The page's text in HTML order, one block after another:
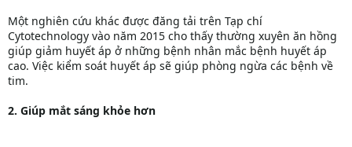
Một nghiên cứu khác được đăng tải trên Tạp chí
Cytotechnology vào năm 2015 cho thấy thường xuyên ăn hồng
giúp giảm huyết áp ở những bệnh nhân mắc bệnh huyết áp
cao. Việc kiểm soát huyết áp sẽ giúp phòng ngừa các bệnh về
tim.
2. Giúp mắt sáng khỏe hơn